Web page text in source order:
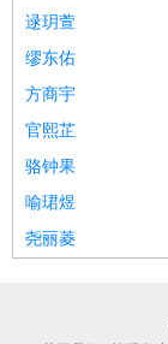
逯玥萱
缪东佑
方商宇
官熙芷
骆钟果
喻珺煜
尧丽菱